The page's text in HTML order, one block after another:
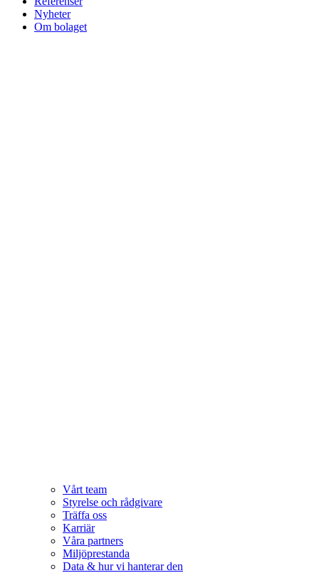
Nyheter
Om bolaget
Vårt team
Styrelse och rådgivare
Träffa oss
Karriär
Våra partners
Miljöprestanda
Data & hur vi hanterar den